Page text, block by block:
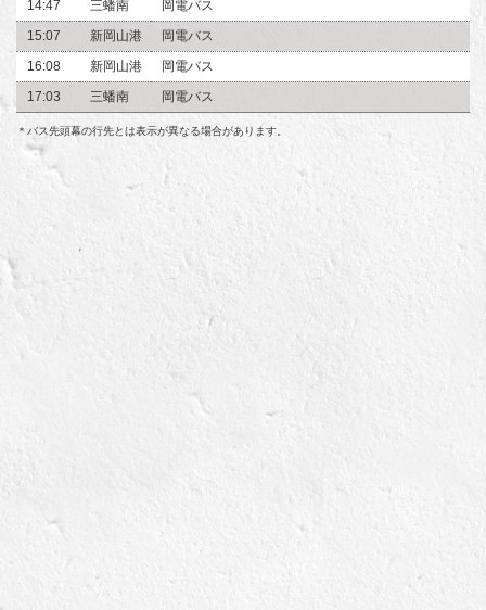
14:47
三蟠南
岡電バス
15:07
新岡山港
岡電バス
16:08
新岡山港
岡電バス
17:03
三蟠南 岡電バス
＊バス先頭幕の行先とは表示が異なる場合があります。